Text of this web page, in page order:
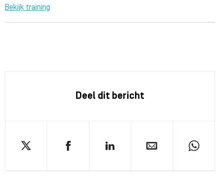
Bekijk training
Deel dit bericht